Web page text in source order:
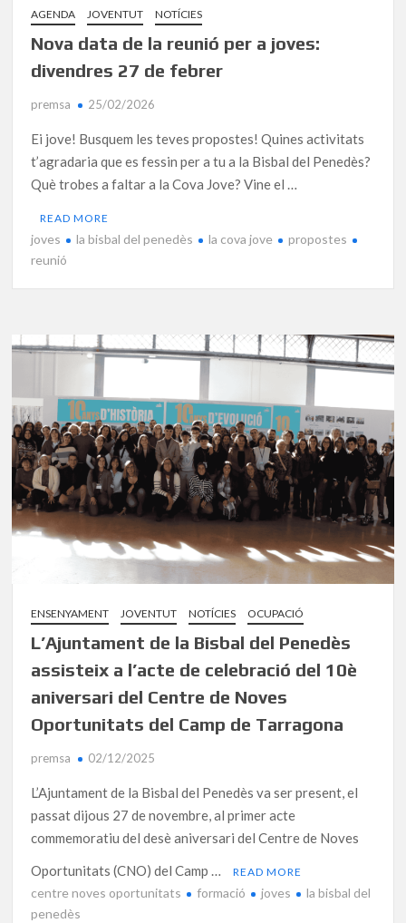
AGENDA JOVENTUT NOTÍCIES
Nova data de la reunió per a joves:
divendres 27 de febrer
premsa 25/02/2026
Ei jove! Busquem les teves propostes! Quines activitats
t’agradaria que es fessin per a tu a la Bisbal del Penedès?
Què trobes a faltar a la Cova Jove? Vine el …
READ MORE
joves la bisbal del penedès la cova jove
propostes
reunió
ENSENYAMENT JOVENTUT NOTÍCIES OCUPACIÓ
L’Ajuntament de la Bisbal del Penedès
assisteix a l’acte de celebració del 10è
aniversari del Centre de Noves
Oportunitats del Camp de Tarragona
premsa 02/12/2025
L’Ajuntament de la Bisbal del Penedès va ser present, el
passat dijous 27 de novembre, al primer acte
commemoratiu del desè aniversari del Centre de Noves
Oportunitats (CNO) del Camp …
READ MORE
centre noves oportunitats formació joves
la bisbal del
penedès